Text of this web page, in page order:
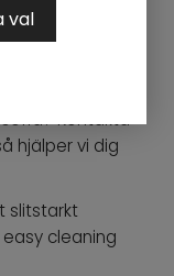
val
för att hitta
Kontakta
hjälper vi dig
slitstarkt
cleaning